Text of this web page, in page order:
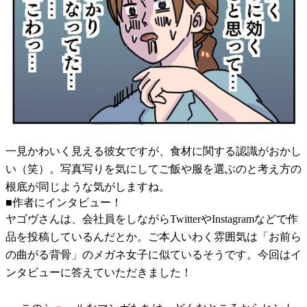
一見かわいく見える彼女ですが、食材に関する認識がおかし
い（笑）。写真写りを気にしてご飯や服を選ぶのと考え方の
根底が同じような気がしますね。
■作者にインタビュー！
ヤゴヴさんは、会社員をしながらTwitterやInstagramなどで作
品を投稿しているんだとか。ご本人いわく雰囲気は「お前ら
の曲がる背骨」のメガネ女子に似ているそうです。今回はイ
ンタビューに答えていただきました！